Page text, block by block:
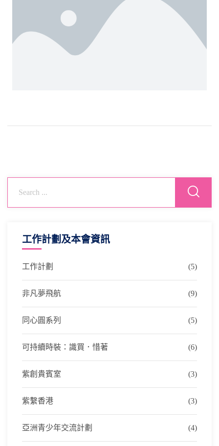
工作計劃及本會資訊
工作計劃 (5)
非凡夢飛航 (9)
同心圓系列 (5)
可持續時裝：識買．惜著 (6)
紫創貴賓室 (3)
紫繫香港 (3)
亞洲青少年交流計劃 (4)